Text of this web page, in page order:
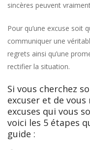
sincères peuvent
Pour qu’une excuse soit
communiquer une
regrets ainsi qu’une
rectifier la situation.
Si vous cherchez
excuser et de
excuses qui vous
voici les 5 étapes
guide :